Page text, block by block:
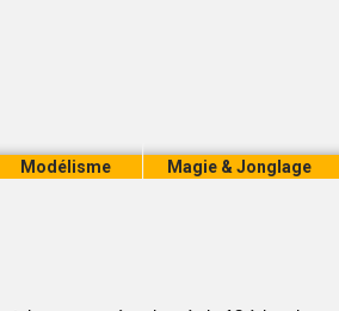
Modélisme Magie & Jonglage